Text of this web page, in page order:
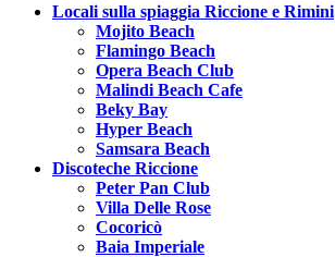
Locali sulla spiaggia Riccione e Rimini
Mojito Beach
Flamingo Beach
Opera Beach Club
Malindi Beach Cafe
Beky Bay
Hyper Beach
Samsara Beach
Discoteche Riccione
Peter Pan Club
Villa Delle Rose
Cocoricò
Baia Imperiale